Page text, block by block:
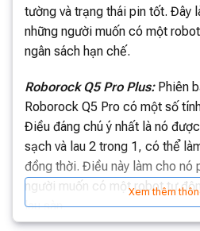
tường và trạng thái pin tốt. Đây
những người muốn có một
ngân sách hạn chế.
Roborock Q5 Pro Plus: Phiên
Roborock Q5 Pro có một số
Điều đáng chú ý nhất là nó
sạch và lau 2 trong 1, có thể
đồng thời. Điều này làm cho nó
người muốn có một robot tự
lau sàn.
Xem thêm